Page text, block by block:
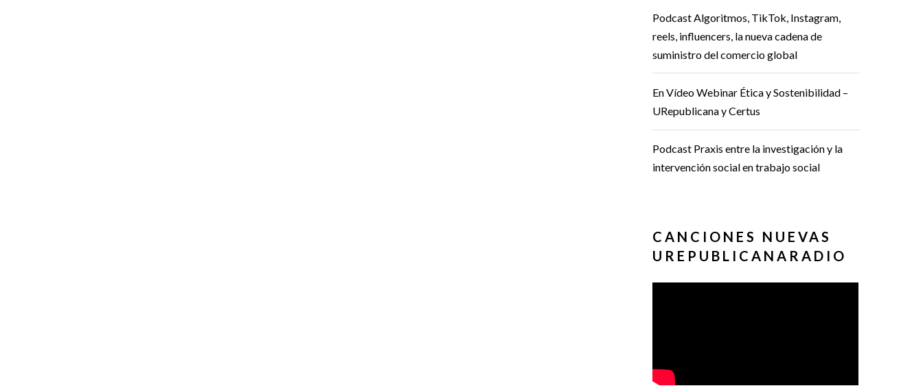
Podcast Algoritmos, TikTok, Instagram,
reels, influencers, la nueva cadena de
suministro del comercio global
En Vídeo Webinar Ética y Sostenibilidad –
URepublicana y Certus
Podcast Praxis entre la investigación y la
intervención social en trabajo social
CANCIONES NUEVAS
UREPUBLICANARADIO